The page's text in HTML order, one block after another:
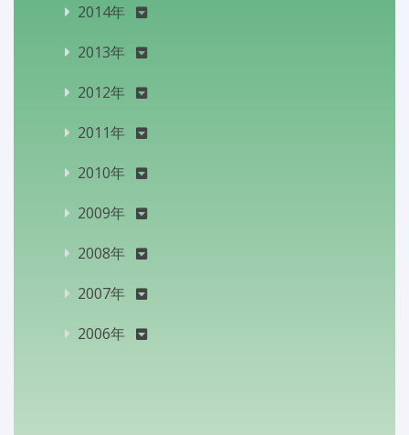
2014年
2013年
2012年
2011年
2010年
2009年
2008年
2007年
2006年